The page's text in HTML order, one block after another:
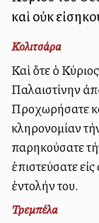
καὶ οὐκ
Κολιτσάρα
Καὶ ὅτε ὁ
Παλαιστίνην
Προχωρήσατε
κληρονομίαν
παρηκούσατε
ἐπιστεύσατε
ἐντολήν του.
Τρεμπέλα